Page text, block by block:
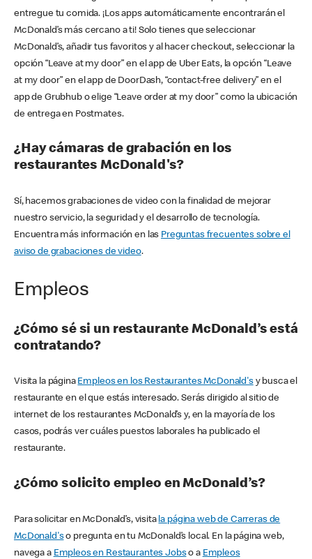
entregue tu comida. ¡Los apps automáticamente encontrarán el
McDonald’s más cercano a ti! Solo tienes que seleccionar
McDonald’s, añadir tus favoritos y al hacer checkout, seleccionar la
opción “Leave at my door” en el app de Uber Eats, la opción “Leave
at my door” en el app de DoorDash, “contact-free delivery” en el
app de Grubhub o elige “Leave order at my door” como la ubicación
de entrega en Postmates.
¿Hay cámaras de grabación en los
restaurantes McDonald's?
Sí, hacemos grabaciones de video con la finalidad de mejorar
nuestro servicio, la seguridad y el desarrollo de tecnología.
Encuentra más información en las Preguntas frecuentes sobre el
aviso de grabaciones de video.
Empleos
¿Cómo sé si un restaurante McDonald’s está
contratando?
Visita la página Empleos en los Restaurantes McDonald'sy busca el
restaurante en el que estás interesado. Serás dirigido al sitio de
internet de los restaurantes McDonald’s y, en la mayoría de los
casos, podrás ver cuáles puestos laborales ha publicado el
restaurante.
¿Cómo solicito empleo en McDonald’s?
Para solicitar en McDonald’s, visita la página web de Carreras de
McDonald'so pregunta en tu McDonald’s local. En la página web,
navega a Empleos en Restaurantes Jobso a Empleos